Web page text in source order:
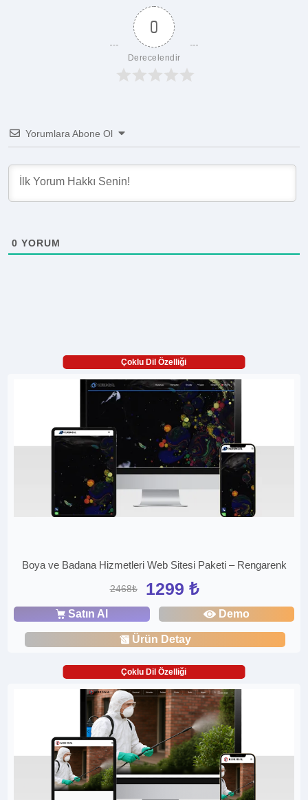
0
Derecelendir
Yorumlara Abone Ol
0 YORUM
Çoklu Dil Özelliği
Boya ve Badana Hizmetleri Web Sitesi Paketi – Rengarenk
2468₺ 1299 ₺
Satın Al Demo
Ürün Detay
Çoklu Dil Özelliği